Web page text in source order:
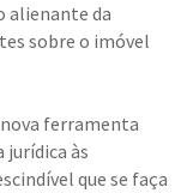
alienante da
sobre o imóvel
ferramenta
às
que se faça